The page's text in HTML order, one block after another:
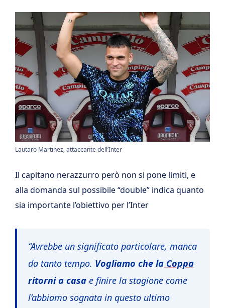
Lautaro Martinez, attaccante dell’Inter
Il capitano nerazzurro però non si pone limiti, e
alla domanda sul possibile “double” indica quanto
sia importante l’obiettivo per l’Inter
“Avrebbe un significato particolare, manca
da tanto tempo. Vogliamo che la Coppa
ritorni a casa e finire la stagione come
l’abbiamo sognata in questo ultimo